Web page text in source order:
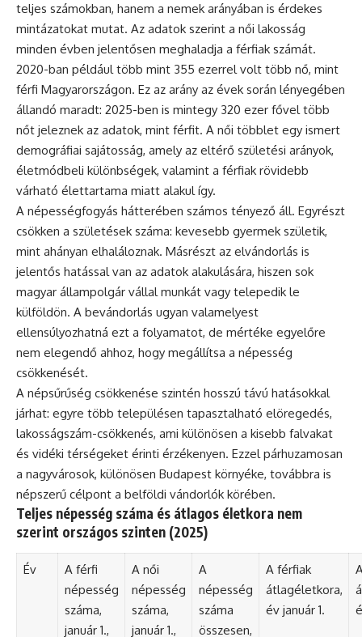
teljes számokban, hanem a nemek arányában is érdekes
mintázatokat mutat. Az adatok szerint a női lakosság
minden évben jelentősen meghaladja a férfiak számát.
2020-ban például több mint 355 ezerrel volt több nő, mint
férfi Magyarországon. Ez az arány az évek során lényegében
állandó maradt: 2025-ben is mintegy 320 ezer fővel több
nőt jeleznek az adatok, mint férfit. A női többlet egy ismert
demográfiai sajátosság, amely az eltérő születési arányok,
életmódbeli különbségek, valamint a férfiak rövidebb
várható élettartama miatt alakul így.
A népességfogyás hátterében számos tényező áll. Egyrészt
csökken a születések száma: kevesebb gyermek születik,
mint ahányan elhaláloznak. Másrészt az elvándorlás is
jelentős hatással van az adatok alakulására, hiszen sok
magyar állampolgár vállal munkát vagy telepedik le
külföldön. A bevándorlás ugyan valamelyest
ellensúlyozhatná ezt a folyamatot, de mértéke egyelőre
nem elegendő ahhoz, hogy megállítsa a népesség
csökkenését.
A népsűrűség csökkenése szintén hosszú távú hatásokkal
járhat: egyre több településen tapasztalható elöregedés,
lakosságszám-csökkenés, ami különösen a kisebb falvakat
és vidéki térségeket érinti érzékenyen. Ezzel párhuzamosan
a nagyvárosok, különösen Budapest környéke, továbbra is
népszerű célpont a belföldi vándorlók körében.
Teljes népesség száma és átlagos életkora nem
szerint országos szinten (2025)
Év
A férfi
népesség
száma,
január 1.,
A női
népesség
száma,
január 1.,
A
népesség
száma
összesen,
A férfiak
átlagéletkora,
év január 1.